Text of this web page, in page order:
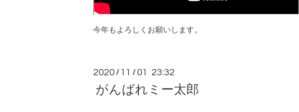
今年もよろしくお願いします。
2020 / 11 / 01 23:32
がんばれミー太郎